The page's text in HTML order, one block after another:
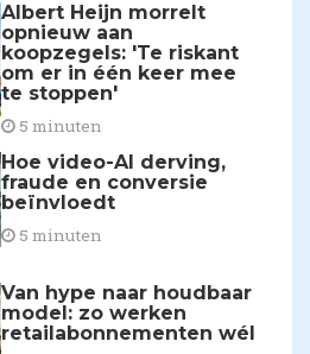
Albert Heijn morrelt
opnieuw aan
koopzegels: 'Te riskant
om er in één keer mee
te stoppen'
5 minuten
Hoe video-AI derving,
fraude en conversie
beïnvloedt
5 minuten
Van hype naar houdbaar
model: zo werken
retailabonnementen wél